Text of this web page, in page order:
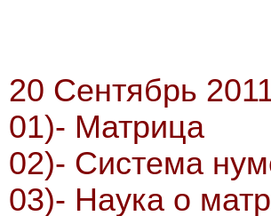
20 Сентябрь
01)- Матрица
02)- Система
03)- Наука о